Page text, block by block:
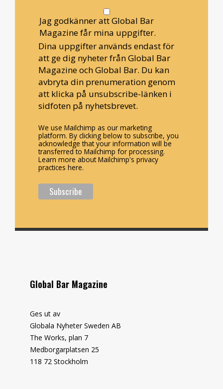
Jag godkänner att Global Bar
Magazine får mina uppgifter.
Dina uppgifter används endast för
att ge dig nyheter från Global Bar
Magazine och Global Bar. Du kan
avbryta din prenumeration genom
att klicka på unsubscribe-länken i
sidfoten på nyhetsbrevet.
We use Mailchimp as our marketing
platform. By clicking below to subscribe, you
acknowledge that your information will be
transferred to Mailchimp for processing.
Learn more about Mailchimp's privacy
practices here.
Global Bar Magazine
Ges ut av
Globala Nyheter Sweden AB
The Works, plan 7
Medborgarplatsen 25
118 72 Stockholm